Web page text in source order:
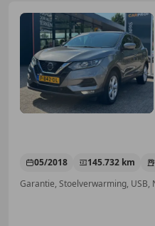
05/2018 145.732 km